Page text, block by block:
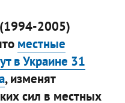
2005)
местные
в Украине 31
, изменят
сил в местных